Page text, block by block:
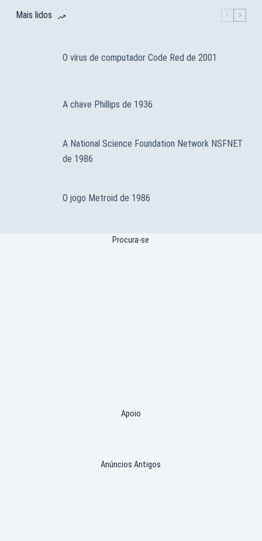
Mais lidos
O vírus de computador Code Red de 2001
A chave Phillips de 1936
A National Science Foundation Network NSFNET
de 1986
O jogo Metroid de 1986
Procura-se
Apoio
Anúncios Antigos